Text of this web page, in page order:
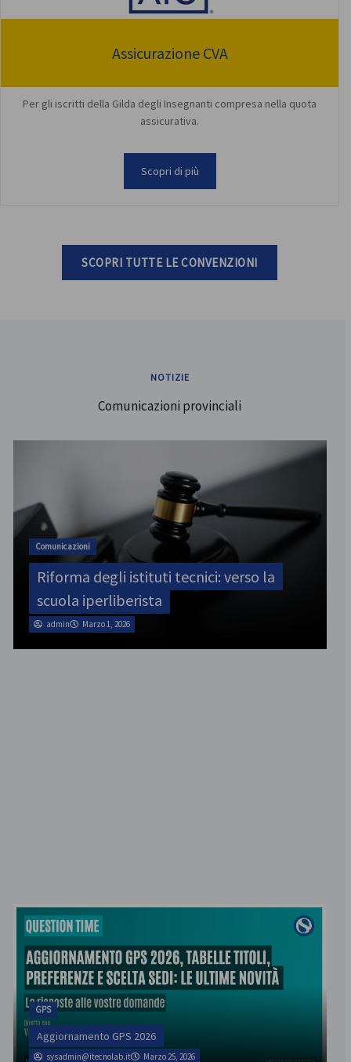
Assicurazione CVA
Per gli iscritti della Gilda degli Insegnanti compresa nella quota
assicurativa.
Scopri di più
SCOPRI TUTTE LE CONVENZIONI
NOTIZIE
Comunicazioni provinciali
ATA
SINATAS Venezia, assemblea provinciale
il 31 luglio
admin Marzo 1, 2026
GPS
Aggiornamento GPS 2026
sysadmin@itecnolab.it Marzo 25, 2026